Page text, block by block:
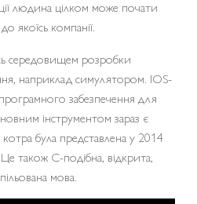
людина цілком може почати
якоїсь компанії.
середовищем розробки
наприклад симулятором. IOS-
забезпечення для
інструментом зараз є
була представлена у 2014
також C-подібна, відкрита,
мова.